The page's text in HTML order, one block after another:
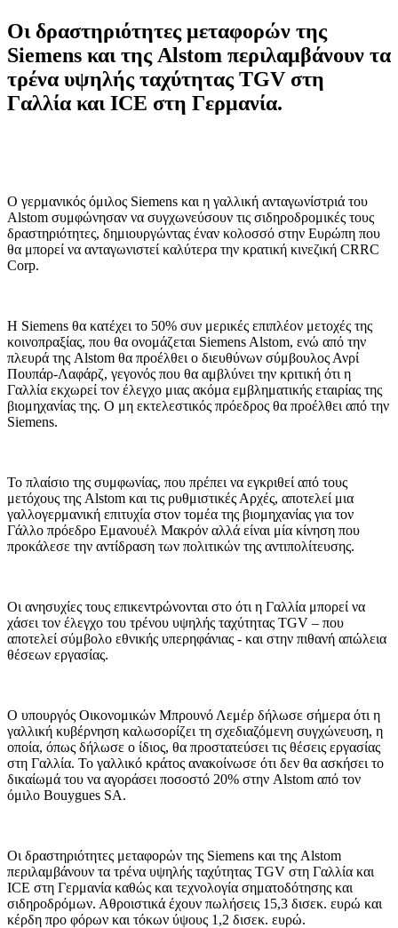
Οι δραστηριότητες μεταφορών της
Siemens και της Alstom περιλαμβάνουν τα
τρένα υψηλής ταχύτητας TGV στη
Γαλλία και ICE στη Γερμανία.
Ο γερμανικός όμιλος Siemens και η γαλλική ανταγωνίστριά του
Alstom συμφώνησαν να συγχωνεύσουν τις σιδηροδρομικές τους
δραστηριότητες, δημιουργώντας έναν κολοσσό στην Ευρώπη που
θα μπορεί να ανταγωνιστεί καλύτερα την κρατική κινεζική CRRC
Corp.
Η Siemens θα κατέχει το 50% συν μερικές επιπλέον μετοχές της
κοινοπραξίας, που θα ονομάζεται Siemens Alstom, ενώ από την
πλευρά της Alstom θα προέλθει ο διευθύνων σύμβουλος Ανρί
Πουπάρ-Λαφάρζ, γεγονός που θα αμβλύνει την κριτική ότι η
Γαλλία εκχωρεί τον έλεγχο μιας ακόμα εμβληματικής εταιρίας της
βιομηχανίας της. Ο μη εκτελεστικός πρόεδρος θα προέλθει από την
Siemens.
Το πλαίσιο της συμφωνίας, που πρέπει να εγκριθεί από τους
μετόχους της Alstom και τις ρυθμιστικές Αρχές, αποτελεί μια
γαλλογερμανική επιτυχία στον τομέα της βιομηχανίας για τον
Γάλλο πρόεδρο Εμανουέλ Μακρόν αλλά είναι μία κίνηση που
προκάλεσε την αντίδραση των πολιτικών της αντιπολίτευσης.
Οι ανησυχίες τους επικεντρώνονται στο ότι η Γαλλία μπορεί να
χάσει τον έλεγχο του τρένου υψηλής ταχύτητας TGV – που
αποτελεί σύμβολο εθνικής υπερηφάνιας - και στην πιθανή απώλεια
θέσεων εργασίας.
Ο υπουργός Οικονομικών Μπρουνό Λεμέρ δήλωσε σήμερα ότι η
γαλλική κυβέρνηση καλωσορίζει τη σχεδιαζόμενη συγχώνευση, η
οποία, όπως δήλωσε ο ίδιος, θα προστατεύσει τις θέσεις εργασίας
στη Γαλλία. Το γαλλικό κράτος ανακοίνωσε ότι δεν θα ασκήσει το
δικαίωμά του να αγοράσει ποσοστό 20% στην Alstom από τον
όμιλο Bouygues SA.
Οι δραστηριότητες μεταφορών της Siemens και της Alstom
περιλαμβάνουν τα τρένα υψηλής ταχύτητας TGV στη Γαλλία και
ICE στη Γερμανία καθώς και τεχνολογία σηματοδότησης και
σιδηροδρόμων. Αθροιστικά έχουν πωλήσεις 15,3 δισεκ. ευρώ και
κέρδη προ φόρων και τόκων ύψους 1,2 δισεκ. ευρώ.